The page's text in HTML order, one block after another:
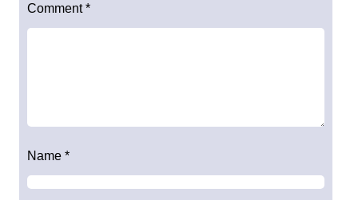
Comment*
Name *